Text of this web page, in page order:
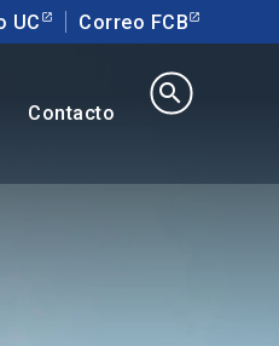
UC Correo FCB
Contacto
search